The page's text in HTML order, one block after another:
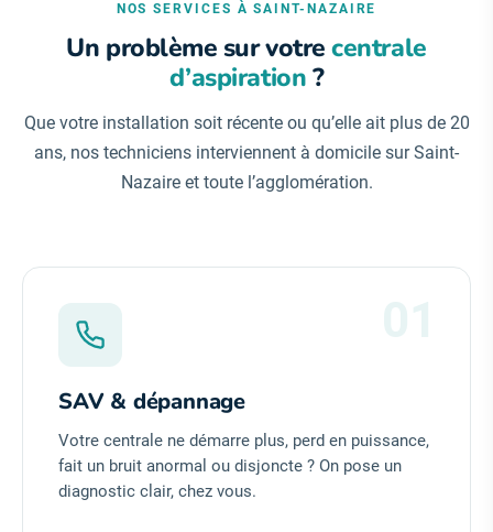
NOS SERVICES À SAINT-NAZAIRE
Un problème sur votrecentrale
d’aspiration?
Que votre installation soit récente ou qu’elle ait plus de 20
ans, nos techniciens interviennent à domicile sur Saint-
Nazaire et toute l’agglomération.
SAV & dépannage
Votre centrale ne démarre plus, perd en puissance,
fait un bruit anormal ou disjoncte ? On pose un
diagnostic clair, chez vous.